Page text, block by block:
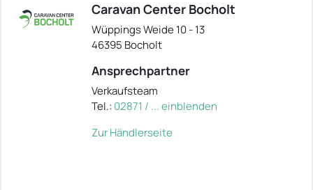
Caravan Center Bocholt
Wüppings Weide 10 - 13
46395 Bocholt
Ansprechpartner
Verkaufsteam
Tel.: 02871 / ... einblenden
Zur Händlerseite